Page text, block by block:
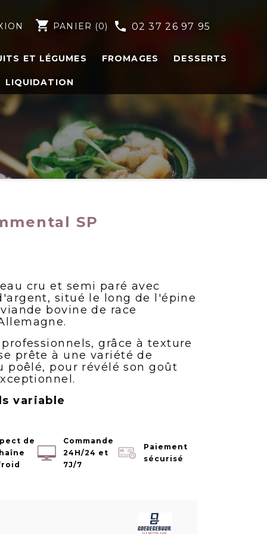
shopping_cart PANIER (0) phone 02 37 26 97 95
ET LÉGUMES FROMAGES DESSERTS
LIQUIDATION
SP
cru et semi paré avec
situé le long de l'épine
bovine de race
grâce à texture
prête à une variété de
poêlé, pour révélé son goût
variable
de
Commande
24H/24 et
7J/7
Paiement
sécurisé